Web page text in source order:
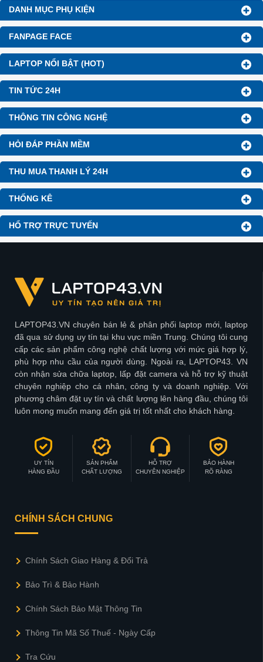
DANH MỤC PHỤ KIỆN
FANPAGE FACE
LAPTOP NỔI BẬT (HOT)
TIN TỨC 24H
THÔNG TIN CÔNG NGHỆ
HỎI ĐÁP PHẦN MỀM
THU MUA THANH LÝ 24H
THỐNG KÊ
HỔ TRỢ TRỰC TUYẾN
LAPTOP43.VN chuyên bán lẻ & phân phối laptop mới, laptop
đã qua sử dụng uy tín tại khu vực miền Trung. Chúng tôi cung
cấp các sản phẩm công nghệ chất lượng với mức giá hợp lý,
phù hợp nhu cầu của người dùng. Ngoài ra, LAPTOP43. VN
còn nhận sửa chữa laptop, lấp đặt camera và hỗ trợ kỹ thuật
chuyên nghiệp cho cá nhân, công ty và doanh nghiệp. Với
phương châm đặt uy tín và chất lượng lên hàng đầu, chúng tôi
luôn mong muốn mang đến giá trị tốt nhất cho khách hàng.
UY TÍN
HÀNG ĐẦU
SẢN PHẨM
CHẤT LƯỢNG
HỖ TRỢ
CHUYÊN NGHIỆP
BẢO HÀNH
RÕ RÀNG
CHÍNH SÁCH CHUNG
Chính Sách Giao Hàng & Đổi Trả
Bảo Trì & Bảo Hành
Chính Sách Bảo Mật Thông Tin
Thông Tin Mã Số Thuế - Ngày Cấp
Tra Cứu